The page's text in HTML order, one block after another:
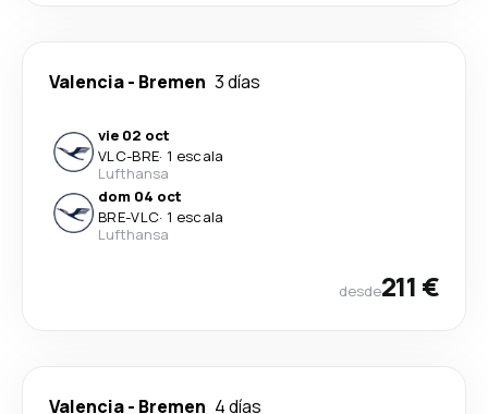
Valencia- Bremen 3 días
vie 02 oct
VLC-BRE· 1 escala
Lufthansa
dom 04 oct
BRE-VLC· 1 escala
Lufthansa
desde211 €
Valencia- Bremen 4 días